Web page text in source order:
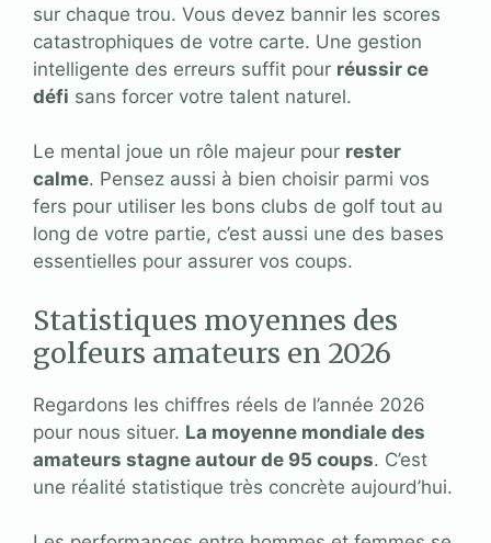
sur chaque trou. Vous devez bannir les scores
catastrophiques de votre carte. Une gestion
intelligente des erreurs suffit pour réussir ce
défi sans forcer votre talent naturel.
Le mental joue un rôle majeur pour rester
calme. Pensez aussi à bien choisir parmi vos
fers pour utiliser les bons clubs de golf tout au
long de votre partie, c’est aussi une des bases
essentielles pour assurer vos coups.
Statistiques moyennes des
golfeurs amateurs en 2026
Regardons les chiffres réels de l’année 2026
pour nous situer. La moyenne mondiale des
amateurs stagne autour de 95 coups. C’est
une réalité statistique très concrète aujourd’hui.